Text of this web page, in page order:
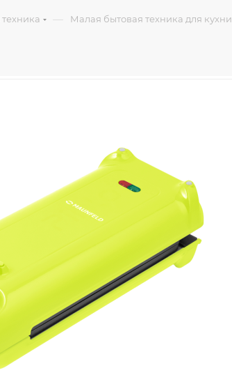
— Малая бытовая техника для кухни